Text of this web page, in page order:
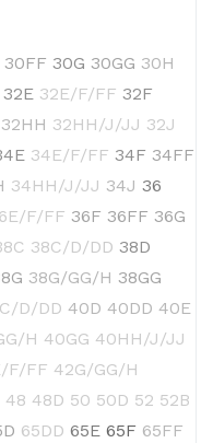
30FF 30G 30GG 30H
32E 32E/F/FF 32F
32HH 32HH/J/JJ 32J
34E/F/FF 34F 34FF
34HH/J/JJ 34J 36
F/FF 36F 36FF 36G
38C/D/DD 38D
38G/GG/H 38GG
D/DD 40D 40DD 40E
H 40GG 40HH/J/JJ
F/FF 42G/GG/H
48 48D 50 50D 52 52B
65DD 65E 65F 65FF